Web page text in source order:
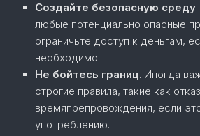
Создайте безопасную среду
любые потенциально опасные
ограничьте доступ к деньгам,
необходимо.
Не бойтесь границ. Иногда
строгие правила, такие как
времяпрепровождения, если
употреблению.